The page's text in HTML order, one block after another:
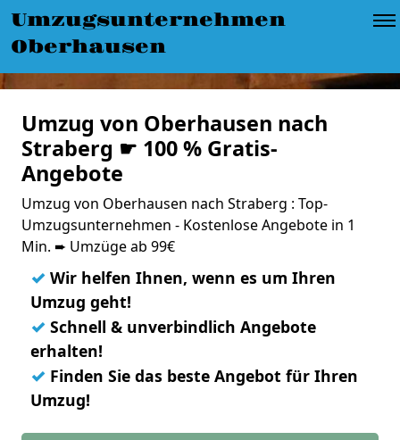
Umzugsunternehmen
Oberhausen
Umzug von Oberhausen nach
Straberg ☛ 100 % Gratis-
Angebote
Umzug von Oberhausen nach Straberg : Top-
Umzugsunternehmen - Kostenlose Angebote in 1
Min. ➨ Umzüge ab 99€
✓ Wir helfen Ihnen, wenn es um Ihren
Umzug geht!
✓ Schnell & unverbindlich Angebote
erhalten!
✓ Finden Sie das beste Angebot für Ihren
Umzug!